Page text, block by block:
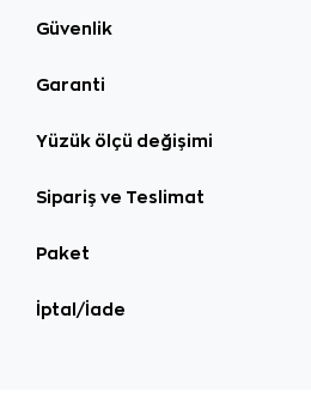
Güvenlik
Garanti
Yüzük ölçü değişimi
Sipariş ve Teslimat
Paket
İptal/İade